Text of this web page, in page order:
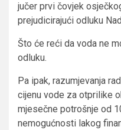
jučer prvi čovjek
prejudicirajući odluku
Što će reći da voda ne
odluku.
Pa ipak, razumjevanja
cijenu vode za otprilike
mjesečne potrošnje od
nemogućnosti lakog